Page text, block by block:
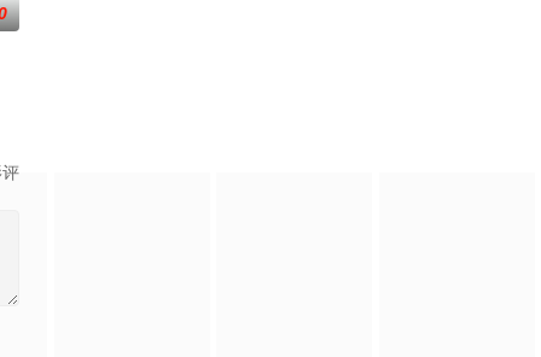
吧工作，不擅长与人打交道的舞总是在学校前专心地注视着哥哥的身影。